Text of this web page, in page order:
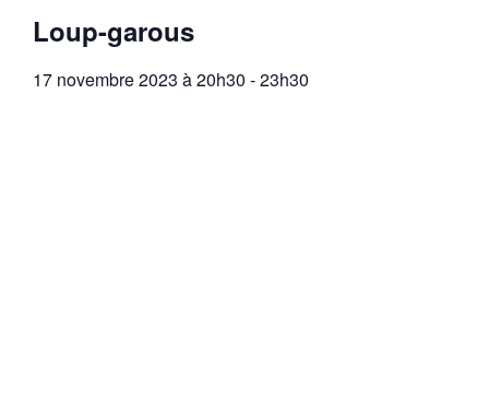
Loup-garous
17 novembre 2023 à 20h30 -23h30